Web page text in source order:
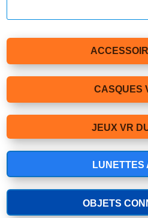
CASQUES
JEUX VR
LUNETTES
OBJETS